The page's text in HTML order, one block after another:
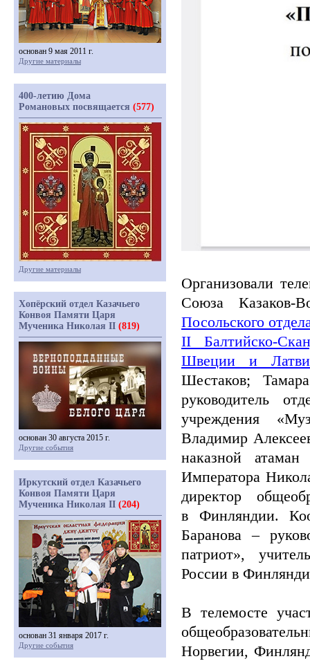
Организовали
Союза Казаков-
Посольского
II Балтийско-
Швеции и
Шестаков;
руководитель
учреждения
Владимир
наказной
Императора
директор
в Финляндии.
Баранова –
патриот»,
России в
В телемосте
Норвегии,
основан 9 мая 2011 г.
Другие материалы
400-летию Дома
Романовых посвящается (577)
Другие материалы
Хопёрский отдел Казачьего
Конвоя Памяти Царя
Мученика Николая II (819)
основан 30 августа 2015 г.
Другие события
Иркутский отдел Казачьего
Конвоя Памяти Царя
Мученика Николая II (204)
основан 31 января 2017 г.
Другие события